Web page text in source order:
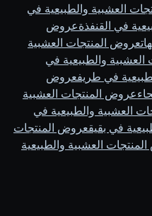
العشبية والطبيعية في
في القنفذةعروض
عروض المنتجات العشبية
والطبيعية في
في طريفعروض
عروض المنتجات العشبية
العشبية والطبيعية في
في بقيقعروض المنتجات
العشبية والطبيعية